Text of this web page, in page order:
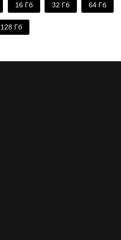
16 Гб 32 Гб 64 Гб
128 Гб